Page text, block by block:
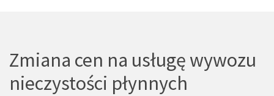
Zmiana cen na usługę wywozu
nieczystości płynnych